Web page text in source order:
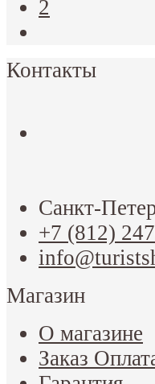
2
Контакты
Санкт-
+7 (812)
Магазин
О магазине
Заказ